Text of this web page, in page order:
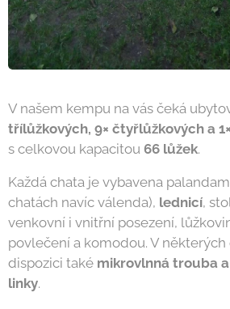
V našem kempu na vás čeká
třílůžkových, 9× čtyřlůžkových a
s celkovou kapacitou 66 lůžek.
Každá chata je vybavena
chatách navíc válenda), lednicí,
venkovní i vnitřní posezení,
povlečení a komodou. V některých
dispozici také mikrovlnná trouba
linky.